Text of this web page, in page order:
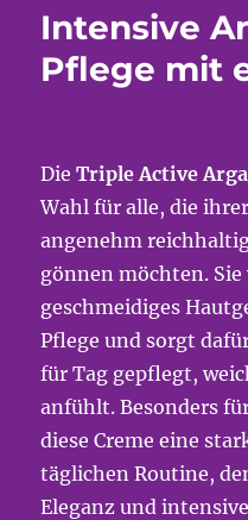
Intensive
Pflege mit
DieTriple Active
Wahl für alle, die
angenehm
gönnen möchten.
geschmeidiges
Pflege und sorgt
für Tag gepflegt,
anfühlt. Besonders
diese Creme eine
täglichen Routine,
Eleganz und